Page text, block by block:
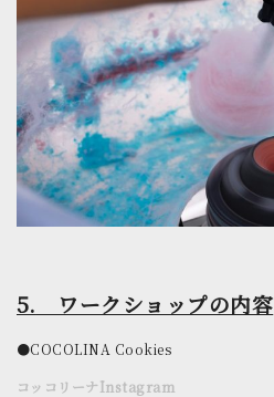
5. ワークショップの内容
●COCOLINA Cookies
コッコリーナInstagram